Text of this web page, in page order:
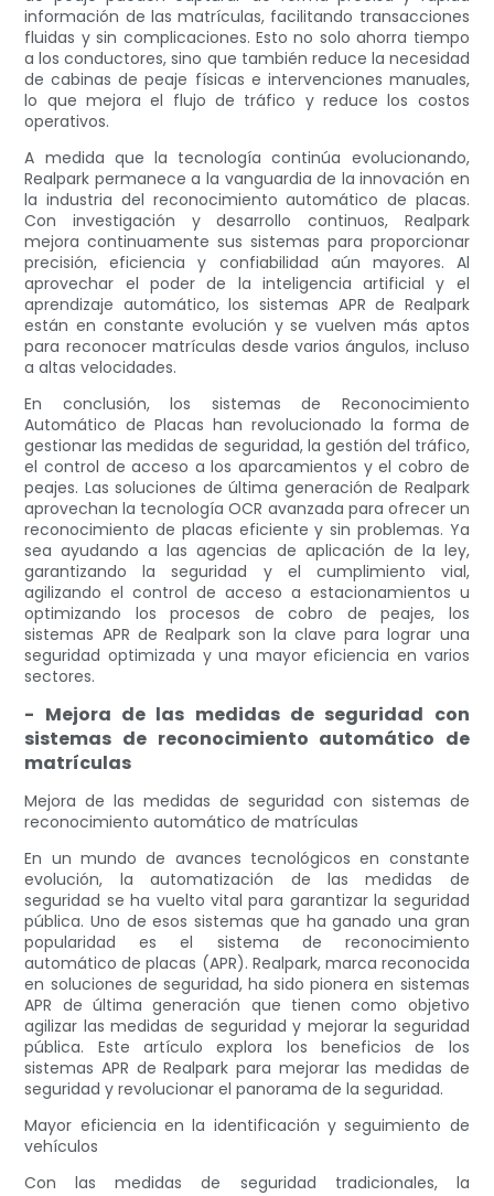
información de las matrículas, facilitando transacciones
fluidas y sin complicaciones. Esto no solo ahorra tiempo
a los conductores, sino que también reduce la necesidad
de cabinas de peaje físicas e intervenciones manuales,
lo que mejora el flujo de tráfico y reduce los costos
operativos.
A medida que la tecnología continúa evolucionando,
Realpark permanece a la vanguardia de la innovación en
la industria del reconocimiento automático de placas.
Con investigación y desarrollo continuos, Realpark
mejora continuamente sus sistemas para proporcionar
precisión, eficiencia y confiabilidad aún mayores. Al
aprovechar el poder de la inteligencia artificial y el
aprendizaje automático, los sistemas APR de Realpark
están en constante evolución y se vuelven más aptos
para reconocer matrículas desde varios ángulos, incluso
a altas velocidades.
En conclusión, los sistemas de Reconocimiento
Automático de Placas han revolucionado la forma de
gestionar las medidas de seguridad, la gestión del tráfico,
el control de acceso a los aparcamientos y el cobro de
peajes. Las soluciones de última generación de Realpark
aprovechan la tecnología OCR avanzada para ofrecer un
reconocimiento de placas eficiente y sin problemas. Ya
sea ayudando a las agencias de aplicación de la ley,
garantizando la seguridad y el cumplimiento vial,
agilizando el control de acceso a estacionamientos u
optimizando los procesos de cobro de peajes, los
sistemas APR de Realpark son la clave para lograr una
seguridad optimizada y una mayor eficiencia en varios
sectores.
- Mejora de las medidas de seguridad con
sistemas de reconocimiento automático de
matrículas
Mejora de las medidas de seguridad con sistemas de
reconocimiento automático de matrículas
En un mundo de avances tecnológicos en constante
evolución, la automatización de las medidas de
seguridad se ha vuelto vital para garantizar la seguridad
pública. Uno de esos sistemas que ha ganado una gran
popularidad es el sistema de reconocimiento
automático de placas (APR). Realpark, marca reconocida
en soluciones de seguridad, ha sido pionera en sistemas
APR de última generación que tienen como objetivo
agilizar las medidas de seguridad y mejorar la seguridad
pública. Este artículo explora los beneficios de los
sistemas APR de Realpark para mejorar las medidas de
seguridad y revolucionar el panorama de la seguridad.
Mayor eficiencia en la identificación y seguimiento de
vehículos
Con las medidas de seguridad tradicionales, la